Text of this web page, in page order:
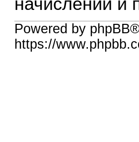
Powered by
https://